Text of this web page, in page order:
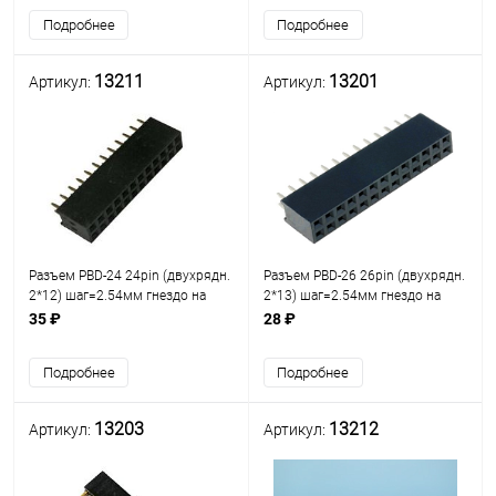
Двухрядный на плату 20pin
Подробнее
Двухрядный на плату 22pin
Подробнее
Артикул: 13211
Разъем PBD-24 24pin (двухрядн.
2*12) шаг=2.54мм гнездо на
плату /ответная часть PLD-24
Двухрядный на плату 24pin
35 ₽
Подробнее
Артикул: 13201
Разъем PBD-26 26pin (двухрядн.
2*13) шаг=2.54мм гнездо на
плату
28 ₽
Подробнее
Артикул: 13203 Артикул: 13212